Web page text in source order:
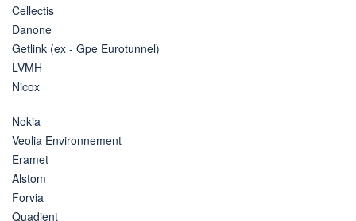
Cellectis
Danone
Getlink (ex - Gpe Eurotunnel)
LVMH
Nicox
Nokia
Veolia Environnement
Eramet
Alstom
Forvia
Quadient